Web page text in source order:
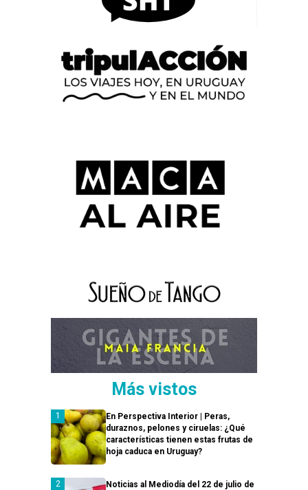
Más vistos
En Perspectiva Interior | Peras,
duraznos, pelones y ciruelas: ¿Qué
características tienen estas frutas de
hoja caduca en Uruguay?
Noticias al Mediodía del 22 de julio de